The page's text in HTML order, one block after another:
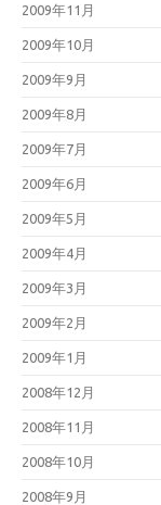
2009年11月
2009年10月
2009年9月
2009年8月
2009年7月
2009年6月
2009年5月
2009年4月
2009年3月
2009年2月
2009年1月
2008年12月
2008年11月
2008年10月
2008年9月